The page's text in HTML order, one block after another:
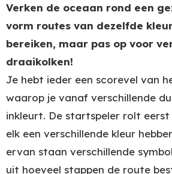
Verken de oceaan rond een
vorm routes van dezelfde
bereiken, maar pas op voor
draaikolken!
Je hebt ieder een scorevel van
waarop je vanaf verschillende
inkleurt. De startspeler rolt
elk een verschillende kleur
ervan staan verschillende
uit hoeveel stappen de route